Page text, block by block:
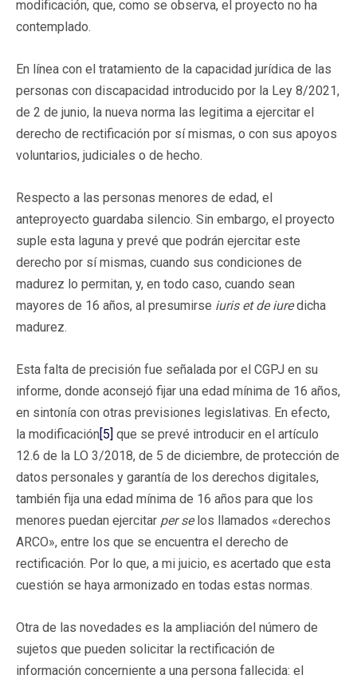
modificación, que, como se observa, el proyecto no ha
contemplado.
En línea con el tratamiento de la capacidad jurídica de las
personas con discapacidad introducido por la Ley 8/2021,
de 2 de junio, la nueva norma las legitima a ejercitar el
derecho de rectificación por sí mismas, o con sus apoyos
voluntarios, judiciales o de hecho.
Respecto a las personas menores de edad, el
anteproyecto guardaba silencio. Sin embargo, el proyecto
suple esta laguna y prevé que podrán ejercitar este
derecho por sí mismas, cuando sus condiciones de
madurez lo permitan, y, en todo caso, cuando sean
mayores de 16 años, al presumirse iuris et de iuredicha
madurez.
Esta falta de precisión fue señalada por el CGPJ en su
informe, donde aconsejó fijar una edad mínima de 16 años,
en sintonía con otras previsiones legislativas. En efecto,
la modificación[5] que se prevé introducir en el artículo
12.6 de la LO 3/2018, de 5 de diciembre, de protección de
datos personales y garantía de los derechos digitales,
también fija una edad mínima de 16 años para que los
menores puedan ejercitar per selos llamados «derechos
ARCO», entre los que se encuentra el derecho de
rectificación. Por lo que, a mi juicio, es acertado que esta
cuestión se haya armonizado en todas estas normas.
Otra de las novedades es la ampliación del número de
sujetos que pueden solicitar la rectificación de
información concerniente a una persona fallecida: el